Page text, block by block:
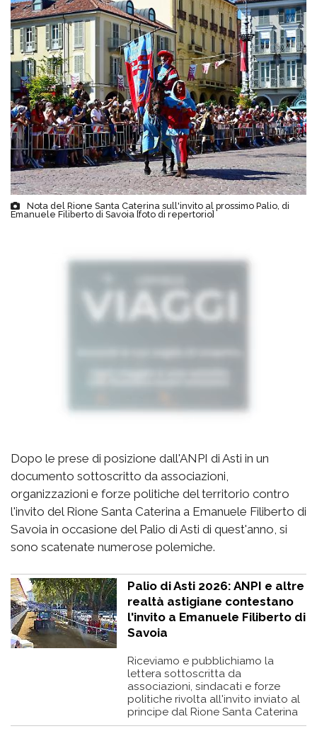
Nota del Rione Santa Caterina sull'invito al prossimo Palio, di
Emanuele Filiberto di Savoia [foto di repertorio]
Dopo le prese di posizione dall'ANPI di Asti in un
documento sottoscritto da associazioni,
organizzazioni e forze politiche del territorio contro
l'invito del Rione Santa Caterina a Emanuele Filiberto di
Savoia in occasione del Palio di Asti di quest'anno, si
sono scatenate numerose polemiche.
Palio di Asti 2026: ANPI e altre
realtà astigiane contestano
l'invito a Emanuele Filiberto di
Savoia
Riceviamo e pubblichiamo la
lettera sottoscritta da
associazioni, sindacati e forze
politiche rivolta all'invito inviato al
principe dal Rione Santa Caterina